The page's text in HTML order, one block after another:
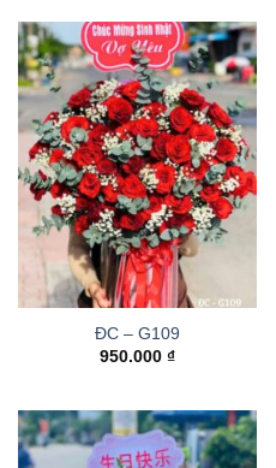
ĐC – G109
950.000 ₫